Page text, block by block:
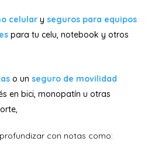
celular yseguros para equipos
para tu celu, notebook y otros
o unseguro de movilidad
en bici, monopatín u otras
con notas como: